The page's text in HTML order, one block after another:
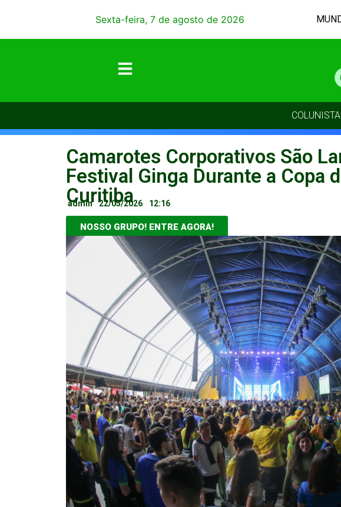
Sexta-feira, 7 de agosto de 2026
Camarotes Corporativos São
Festival Ginga Durante a Copa
Curitiba
admin 22/05/2026 12:16
NOSSO GRUPO! ENTRE AGORA!